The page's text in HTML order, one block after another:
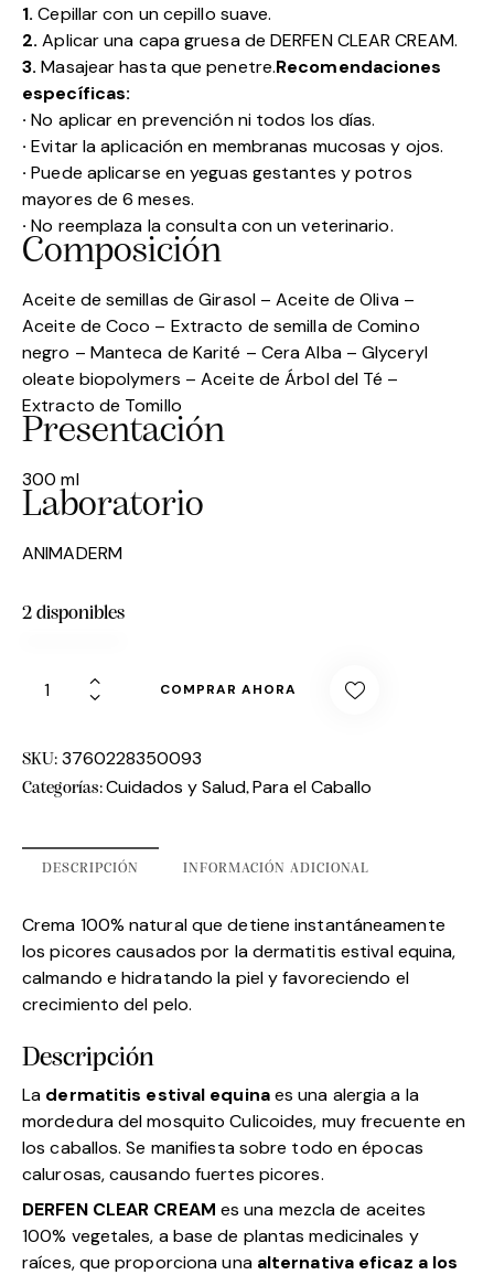
1.Cepillar con un cepillo suave.
2. Aplicar una capa gruesa de DERFEN CLEAR CREAM.
3. Masajear hasta que penetre.Recomendaciones
específicas:
·No aplicar en prevención ni todos los días.
·Evitar la aplicación en membranas mucosas y ojos.
·Puede aplicarse en yeguas gestantes y potros
mayores de 6 meses.
·No reemplaza la consulta con un veterinario.
Composición
Aceite de semillas de Girasol – Aceite de Oliva –
Aceite de Coco – Extracto de semilla de Comino
negro – Manteca de Karité – Cera Alba – Glyceryl
oleate biopolymers – Aceite de Árbol del Té –
Extracto de Tomillo
Presentación
300 ml
Laboratorio
ANIMADERM
2 disponibles
COMPRAR AHORA
SKU: 3760228350093
Categorías:Cuidados y Salud, Para el Caballo
DESCRIPCIÓN INFORMACIÓN ADICIONAL
Crema 100% natural que detiene instantáneamente
los picores causados por la dermatitis estival equina,
calmando e hidratando la piel y favoreciendo el
crecimiento del pelo.
Descripción
La dermatitis estival equinaes una alergia a la
mordedura del mosquito Culicoides, muy frecuente en
los caballos. Se manifiesta sobre todo en épocas
calurosas, causando fuertes picores.
DERFEN CLEAR CREAM es una mezcla de aceites
100% vegetales, a base de plantas medicinales y
raíces, que proporciona una alternativa eficaz a los